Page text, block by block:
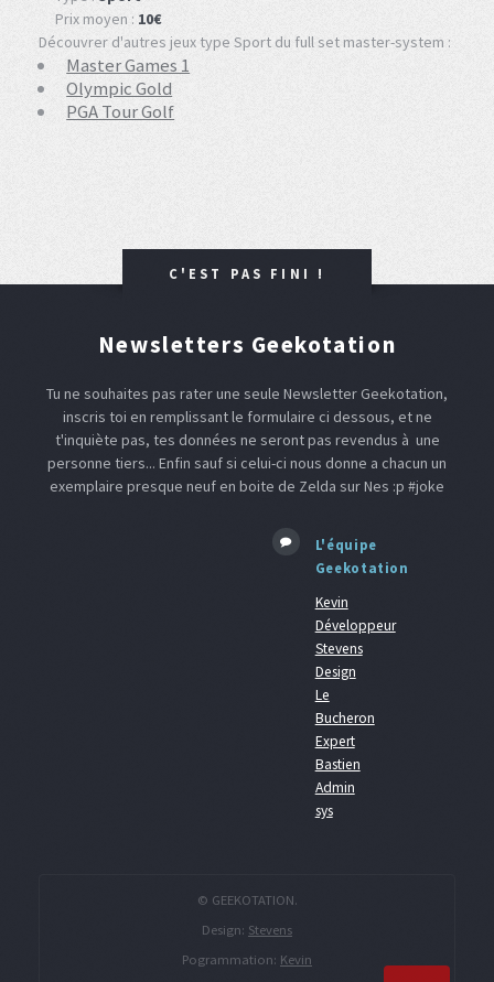
Prix moyen : 10€
Découvrer d'autres jeux type Sport du full set master-system :
Master Games 1
Olympic Gold
PGA Tour Golf
C'EST PAS FINI !
Newsletters Geekotation
Tu ne souhaites pas rater une seule Newsletter Geekotation,
inscris toi en remplissant le formulaire ci dessous, et ne
t'inquiète pas, tes données ne seront pas revendus à une
personne tiers... Enfin sauf si celui-ci nous donne a chacun un
exemplaire presque neuf en boite de Zelda sur Nes :p #joke
L'équipe
Geekotation
Kevin
Développeur
Stevens
Design
Le
Bucheron
Expert
Bastien
Admin
sys
© GEEKOTATION.
Design: Stevens
Pogrammation: Kevin